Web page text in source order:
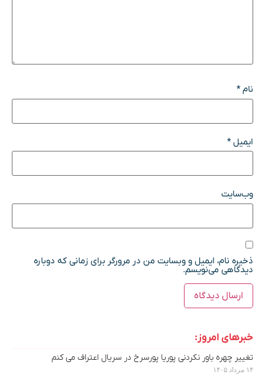
نام*
ایمیل*
وب‌سایت
ذخیره نام، ایمیل و وبسایت من در مرورگر برای زمانی که دوباره
دیدگاهی می‌نویسم.
خبرهای امروز:
تغییر چهره باور نکردنی پوریا پورسرخ در سریال اعتراف می کنم
۱۴ مرداد ۱۴۰۵